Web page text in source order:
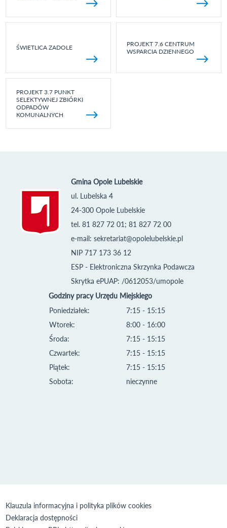
ŚWIETLICA ZADOLE
PROJEKT 7.6 CENTRUM
WSPARCIA DZIENNEGO
PROJEKT 3.7 PUNKT
SELEKTYWNEJ ZBIÓRKI
ODPADÓW
KOMUNALNYCH
Gmina Opole Lubelskie
ul. Lubelska 4
24-300 Opole Lubelskie
tel. 81 827 72 01; 81 827 72 00
e-mail: sekretariat@opolelubelskie.pl
NIP 717 173 36 12
ESP - Elektroniczna Skrzynka Podawcza
Skrytka ePUAP: /0612053/umopole
Godziny pracy Urzędu Miejskiego
Poniedziałek:
Wtorek:
Środa:
Czwartek:
Piątek:
Sobota:
7:15 - 15:15
8:00 - 16:00
7:15 - 15:15
7:15 - 15:15
7:15 - 15:15
nieczynne
Klauzula informacyjna i polityka plików cookies
Deklaracja dostępności